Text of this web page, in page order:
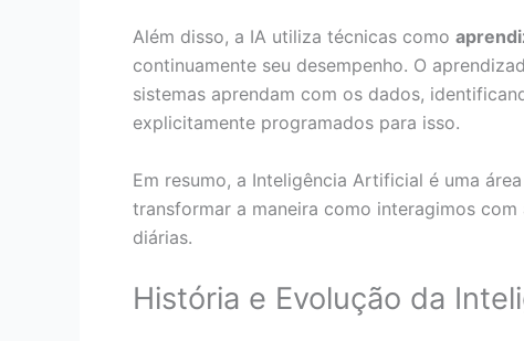
Além disso, a IA utiliza técnicas como
continuamente seu desempenho. O
sistemas aprendam com os dados,
explicitamente programados para isso.
Em resumo, a Inteligência Artificial é uma
transformar a maneira como interagimos
diárias.
História e Evolução da